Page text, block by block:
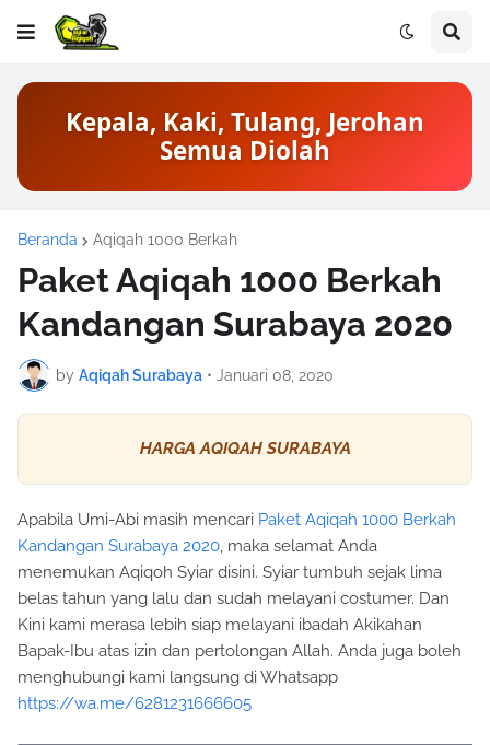
Kepala, Kaki, Tulang, Jerohan
Semua Diolah
Beranda Aqiqah 1000 Berkah
Paket Aqiqah 1000 Berkah
Kandangan Surabaya 2020
by Aqiqah Surabaya • Januari 08, 2020
HARGA AQIQAH SURABAYA
Apabila Umi-Abi masih mencari Paket Aqiqah 1000 Berkah
Kandangan Surabaya 2020, maka selamat Anda
menemukan Aqiqoh Syiar disini. Syiar tumbuh sejak lima
belas tahun yang lalu dan sudah melayani costumer. Dan
Kini kami merasa lebih siap melayani ibadah Akikahan
Bapak-Ibu atas izin dan pertolongan Allah. Anda juga boleh
menghubungi kami langsung di Whatsapp
https://wa.me/6281231666605